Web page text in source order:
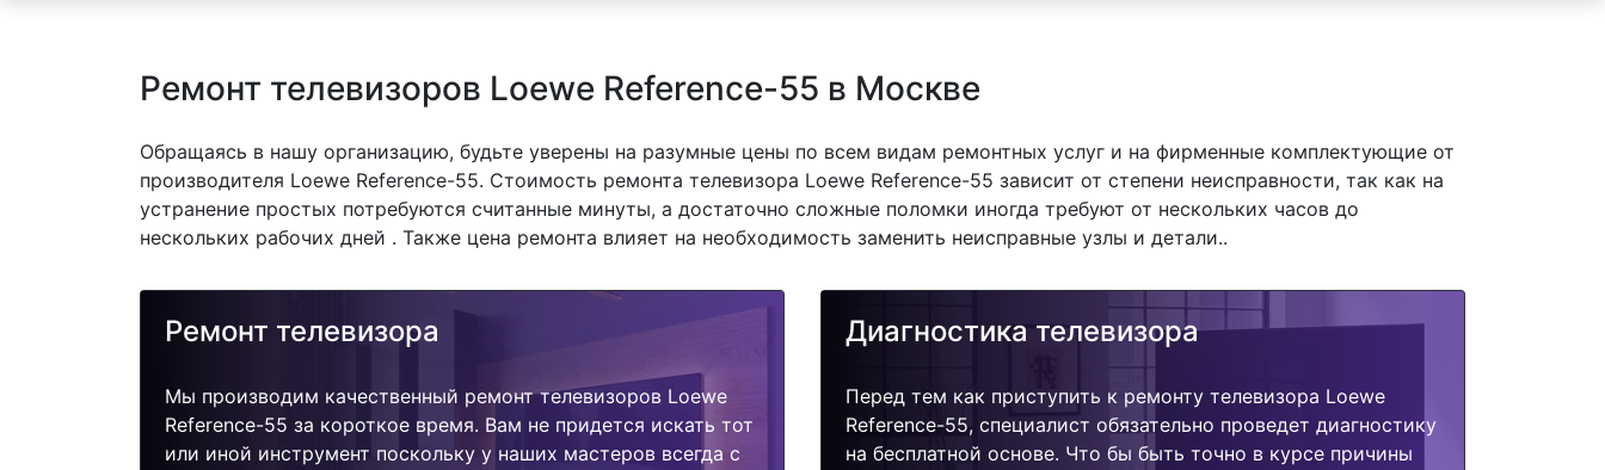
Ремонт телевизоров Loewe Reference-55 в Москве
Обращаясь в нашу организацию, будьте уверены на разумные цены по всем видам ремонтных услуг и на фирменные комплектующие от
производителя Loewe Reference-55. Стоимость ремонта телевизора Loewe Reference-55 зависит от степени неисправности, так как на
устранение простых потребуются считанные минуты, а достаточно сложные поломки иногда требуют от нескольких часов до
нескольких рабочих дней . Также цена ремонта влияет на необходимость заменить неисправные узлы и детали..
Ремонт телевизора
Мы производим качественный ремонт телевизоров Loewe
Reference-55 за короткое время. Вам не придется искать тот
или иной инструмент поскольку у наших мастеров всегда с
Диагностика телевизора
Перед тем как приступить к ремонту телевизора Loewe
Reference-55, специалист обязательно проведет диагностику
на бесплатной основе. Что бы быть точно в курсе причины